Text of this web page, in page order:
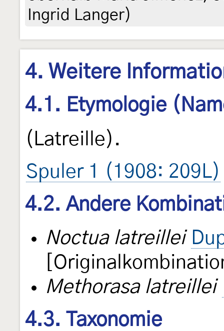
Ingrid Langer)
4. Weitere
4.1. Etymologie
(Latreille).
Spuler 1 (1908: 209L)
4.2. Andere
Noctua latreillei
Methorasa latreillei
4.3. Taxonomie